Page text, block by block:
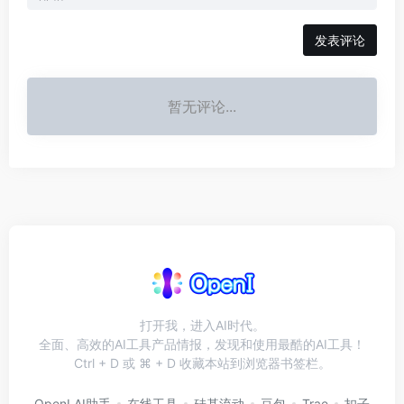
发表评论
暂无评论...
打开我，进入AI时代。
全面、高效的AI工具产品情报，发现和使用最酷的AI工具！
Ctrl + D 或 ⌘ + D 收藏本站到浏览器书签栏。